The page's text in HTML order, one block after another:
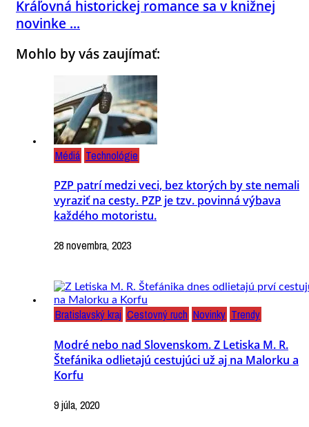
Kráľovná historickej romance sa v knižnej
novinke ...
Mohlo by vás zaujímať:
Médiá Technológie
PZP patrí medzi veci, bez ktorých by ste nemali
vyraziť na cesty. PZP je tzv. povinná výbava
každého motoristu.
28 novembra, 2023
Bratislavský kraj Cestovný ruch Novinky Trendy
Modré nebo nad Slovenskom. Z Letiska M. R.
Štefánika odlietajú cestujúci už aj na Malorku a
Korfu
9 júla, 2020